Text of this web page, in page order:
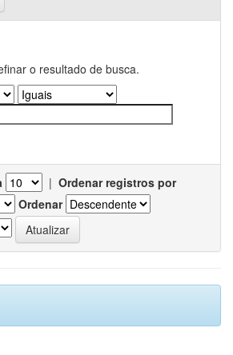
o resultado de busca.
| Ordenar registros por
Ordenar